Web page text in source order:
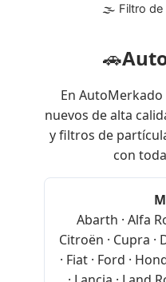
🌫 Filtro de
🚗
En
nuevos de alta
y filtros de
con
Abarth · Alfa
Citroën · Cupra ·
· Fiat · Ford ·